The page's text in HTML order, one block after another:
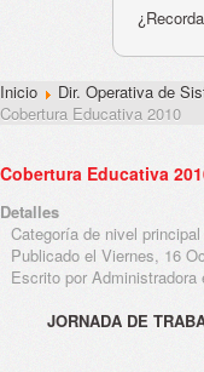
Inicio Dir. Operativa de
Cobertura Educativa 2010
Cobertura Educativa
Detalles
Categoría de nivel
Publicado el Viernes, 16
Escrito por
JORNADA DE